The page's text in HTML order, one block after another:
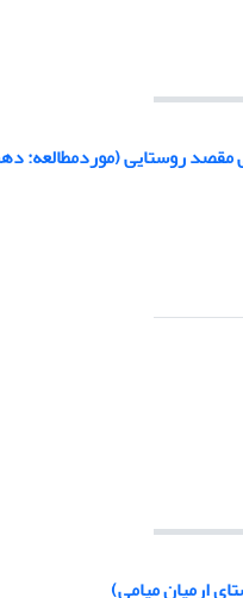
روستایی (موردمطالعه:
ارمیان میامی)